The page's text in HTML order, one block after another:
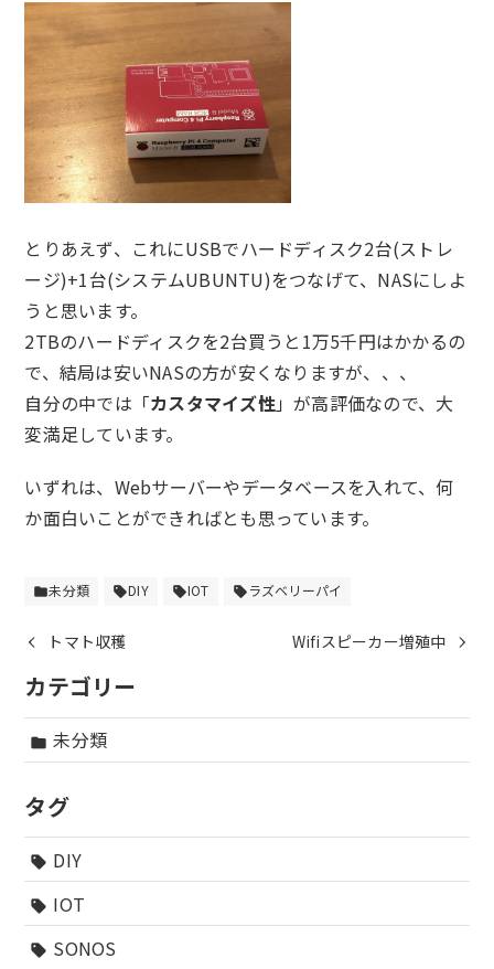
とりあえず、これにUSBでハードディスク2台(ストレ
ージ)+1台(システムUBUNTU)をつなげて、NASにしよ
うと思います。
2TBのハードディスクを2台買うと1万5千円はかかるの
で、結局は安いNASの方が安くなりますが、、、
自分の中では「カスタマイズ性」が高評価なので、大
変満足しています。
いずれは、Webサーバーやデータベースを入れて、何
か面白いことができればとも思っています。
folder未分類 sellDIY sellIOT sell ラズベリーパイ
トマト収穫 Wifiスピーカー増殖中
カテゴリー
folder 未分類
タグ
sell DIY
sell IOT
sell SONOS